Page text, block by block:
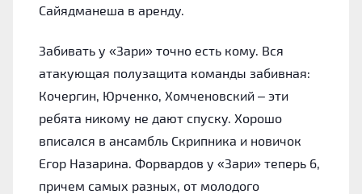
Сайядманеша в аренду.
Забивать у «Зари» точно есть кому. Вся
атакующая полузащита команды забивная:
Кочергин, Юрченко, Хомченовский – эти
ребята никому не дают спуску. Хорошо
вписался в ансамбль Скрипника и новичок
Егор Назарина. Форвардов у «Зари» теперь 6,
причем самых разных, от молодого